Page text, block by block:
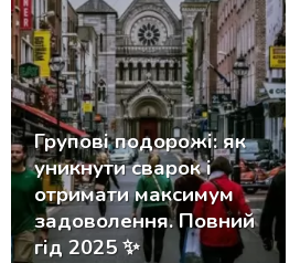
Групові подорожі: як
уникнути сварок і
отримати максимум
задоволення. Повний
гід 2025 ✨